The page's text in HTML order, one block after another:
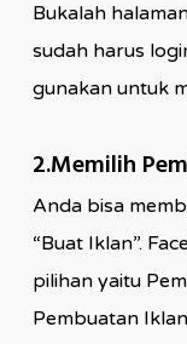
Bukalah
sudah harus
gunakan untuk
2.Memilih
Anda bisa
“Buat Iklan”.
pilihan yaitu
Pembuatan